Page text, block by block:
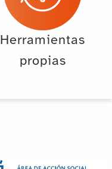
Herramientas
propias